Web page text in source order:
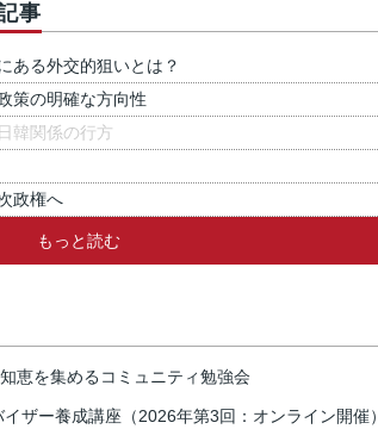
事
ある外交的狙いとは？
策の明確な方向性
韓関係の行方
政権へ
もっと読む
恵を集めるコミュニティ勉強会
ザー養成講座（2026年第3回：オンライン開催）